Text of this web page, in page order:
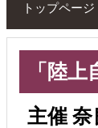
トップページ
「陸
主催